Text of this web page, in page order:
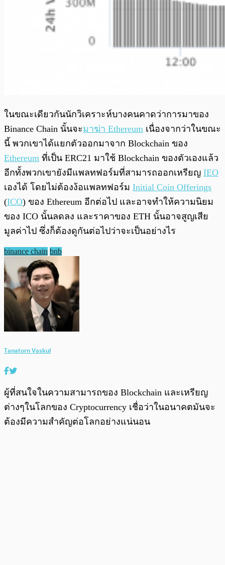
ในขณะเดียวกันนักวิเคราะห์บางคนคาดว่าการมาของ
Binance Chain นั้นจะมาฆ่า Ethereum เนื่องจากว่าในขณะ
นี้ พวกเขาได้แยกตัวออกมาจาก Blockchain ของ
Ethereum ที่เป็น ERC21 มาใช้ Blockchain ของตัวเองแล้ว
อีกทั้งพวกเขายังมีแพลทฟอร์มที่สามารถออกเหรียญ IEO
เองได้ โดยไม่ต้องง้อแพลทฟอร์ม Initial Coin Offerings
(ICO) ของ Ethereum อีกต่อไป และอาจทำให้ความนิยม
ของ ICO นั้นลดลง และราคาของ ETH นั้นอาจสูญเสีย
มูลค่าไป ซึ่งก็ต้องดูกันต่อไปว่าจะเป็นอย่างไร
binance chain bnb
Tanatorn Vaskul
ผู้ที่สนใจในความสามารถของ Blockchain และเหรียญ
ต่างๆในโลกของ Cryptocurrency เชื่อว่าในอนาคตมันจะ
ต้องมีความสำคัญต่อโลกอย่างแน่นอน